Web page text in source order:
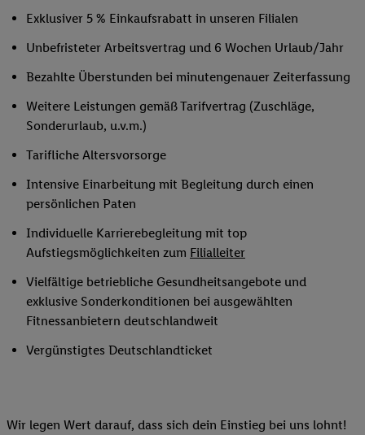
Exklusiver 5 % Einkaufsrabatt in unseren Filialen
Unbefristeter Arbeitsvertrag und 6 Wochen Urlaub/Jahr
Bezahlte Überstunden bei minutengenauer Zeiterfassung
Weitere Leistungen gemäß Tarifvertrag (Zuschläge,
Sonderurlaub, u.v.m.)
Tarifliche Altersvorsorge
Intensive Einarbeitung mit Begleitung durch einen
persönlichen Paten
Individuelle Karrierebegleitung mit top
Aufstiegsmöglichkeiten zum Filialleiter
Vielfältige betriebliche Gesundheitsangebote und
exklusive Sonderkonditionen bei ausgewählten
Fitnessanbietern deutschlandweit
Vergünstigtes Deutschlandticket
Wir legen Wert darauf, dass sich dein Einstieg bei uns lohnt!